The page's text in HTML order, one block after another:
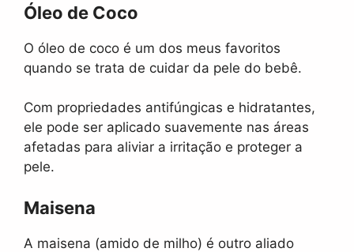
Óleo de Coco
O óleo de coco é um dos meus favoritos
quando se trata de cuidar da pele do bebê.
Com propriedades antifúngicas e hidratantes,
ele pode ser aplicado suavemente nas áreas
afetadas para aliviar a irritação e proteger a
pele.
Maisena
A maisena (amido de milho) é outro aliado